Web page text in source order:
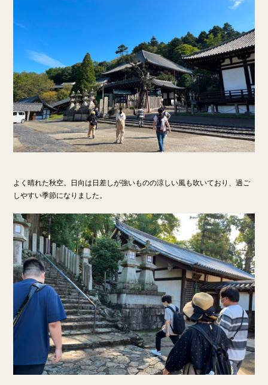
よく晴れた秋空。日向は日差しが強いものの涼しい風も吹いており、過ご
しやすい季節になりました。